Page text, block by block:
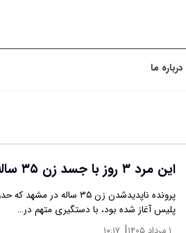
درباره ما
این مرد ۳ روز با جسد زن ۳۵ ساله در خانه‌اش تنها ماند
پرونده ناپدیدشدن زن ۳۵
پلیس آغاز شده بود، با دستگیری متهم در…